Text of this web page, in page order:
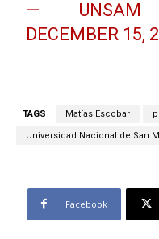
— UNSAM
DECEMBER 15,
TAGS Matías Escobar
Universidad Nacional de San
Facebook